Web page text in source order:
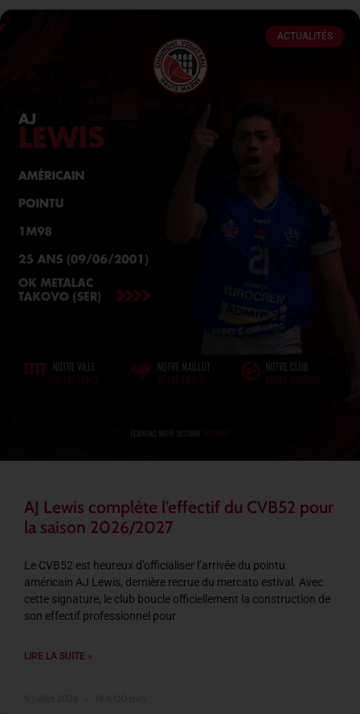
ACTUALITÉS
AJ Lewis complète l’effectif du CVB52 pour
la saison 2026/2027
Le CVB52 est heureux d’officialiser l’arrivée du pointu
américain AJ Lewis, dernière recrue du mercato estival. Avec
cette signature, le club boucle officiellement la construction de
son effectif professionnel pour
LIRE LA SUITE »